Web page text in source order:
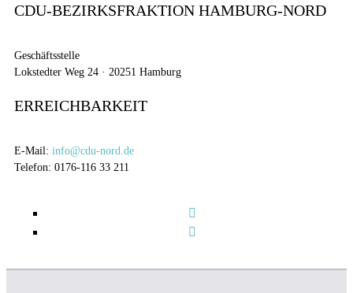
CDU-BEZIRKSFRAKTION HAMBURG-NORD
Geschäftsstelle
Lokstedter Weg 24 · 20251 Hamburg
ERREICHBARKEIT
E-Mail: info@cdu-nord.de
Telefon: 0176-116 33 211